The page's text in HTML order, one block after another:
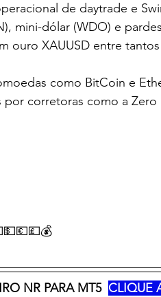
de daytrade e
mini-dólar (WDO) e
ouro XAUUSD entre
como BitCoin e
corretoras como a
NR PARA MT5 CLIQUE